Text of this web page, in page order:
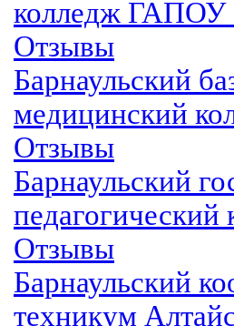
колледж
Отзывы
Барнаульский
медицинский
Отзывы
Барнаульский
педагогический
Отзывы
Барнаульский
техникум